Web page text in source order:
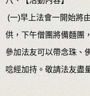
(一)早上法會一開始將
供，下午僧團將備麵團
參加法友可以帶念珠、
唸經加持。敬請法友盡